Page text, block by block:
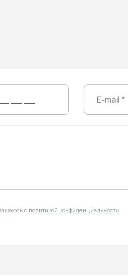
с политикой конфиденциальности